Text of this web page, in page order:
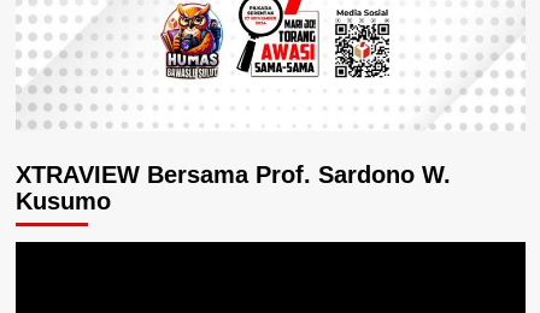
XTRAVIEW Bersama Prof. Sardono W.
Kusumo